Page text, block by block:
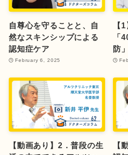
自尊心を守ることと、自
然なスキンシップによる
認知症ケア
February 6, 2025
【
「
防」
【動画あり】2．普段の生
【